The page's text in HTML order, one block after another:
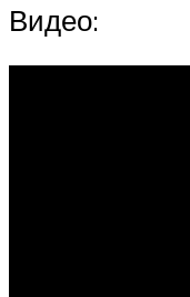
Видео: